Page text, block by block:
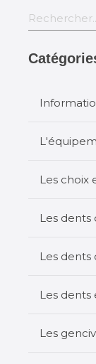
Rechercher
Les choix
Les dents
Les dents
Les dents
Les